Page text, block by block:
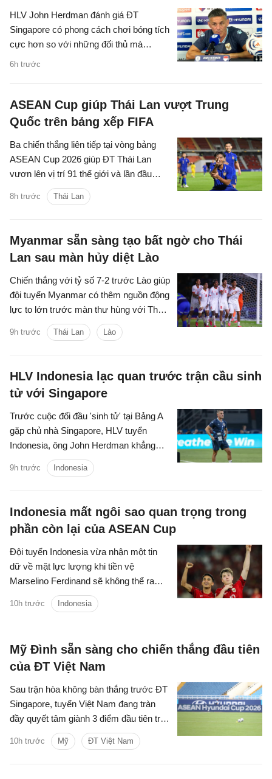
HLV John Herdman đánh giá ĐT
Singapore có phong cách chơi bóng tích
cực hơn so với những đối thủ mà
Garuda đã gặp trước đó.
6h trước
ASEAN Cup giúp Thái Lan vượt Trung
Quốc trên bảng xếp FIFA
Ba chiến thắng liên tiếp tại vòng bảng
ASEAN Cup 2026 giúp ĐT Thái Lan
vươn lên vị trí 91 thế giới và lần đầu
vượt Trung Quốc kể từ tháng 6/2004.
8h trước Thái Lan
Myanmar sẵn sàng tạo bất ngờ cho Thái
Lan sau màn hủy diệt Lào
Chiến thắng với tỷ số 7-2 trước Lào giúp
đội tuyển Myanmar có thêm nguồn động
lực to lớn trước màn thư hùng với Thái
Lan ở lượt đấu cuối bảng B.
9h trước Thái Lan Lào
HLV Indonesia lạc quan trước trận cầu sinh
tử với Singapore
Trước cuộc đối đầu 'sinh tử' tại Bảng A
gặp chủ nhà Singapore, HLV tuyển
Indonesia, ông John Herdman khẳng
định các học trò của mình đã sẵn sàng
giành chiến thắng để giữ vững hy vọng
9h trước Indonesia
Indonesia mất ngôi sao quan trọng trong
phần còn lại của ASEAN Cup
Đội tuyển Indonesia vừa nhận một tin
dữ về mặt lực lượng khi tiền vệ
Marselino Ferdinand sẽ không thể ra
sân thi đấu tại ASEAN Cup 2026 vì chấn
10h trước Indonesia
Mỹ Đình sẵn sàng cho chiến thắng đầu tiên
của ĐT Việt Nam
Sau trận hòa không bàn thắng trước ĐT
Singapore, tuyển Việt Nam đang tràn
đầy quyết tâm giành 3 điểm đầu tiên trên
SVĐ Mỹ Đình tại ASEAN Cup 2026.
10h trước Mỹ ĐT Việt Nam